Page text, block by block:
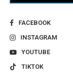
FACEBOOK
INSTAGRAM
YOUTUBE
TIKTOK